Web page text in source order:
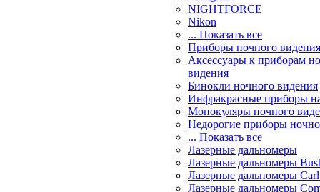
NIGHTFORCE
Nikon
... Показать все
Приборы ночного видения
Аксессуары к приборам
видения
Бинокли ночного видения
Инфракрасные приборы
Монокуляры ночного
Недорогие приборы
... Показать все
Лазерные дальномеры
Лазерные дальномеры
Лазерные дальномеры
Лазерные дальномеры